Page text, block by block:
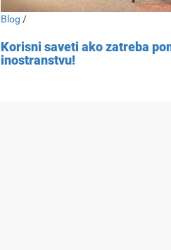
Blog /
Korisni saveti ako zatreba
inostranstvu!